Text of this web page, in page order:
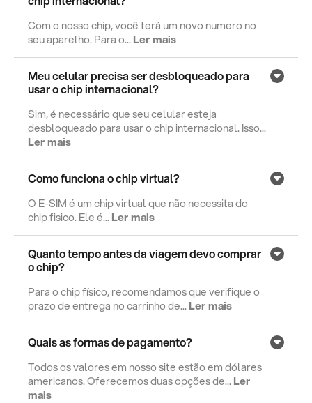
Com o nosso chip, você terá um novo numero no
seu aparelho. Para o...Ler mais
Meu celular precisa ser desbloqueado para
usar o chip internacional?
Sim, é necessário que seu celular esteja
desbloqueado para usar o chip internacional. Isso...
Ler mais
Como funciona o chip virtual?
O E-SIM é um chip virtual que não necessita do
chip fisico. Ele é...Ler mais
Quanto tempo antes da viagem devo comprar
o chip?
Para o chip físico, recomendamos que verifique o
prazo de entrega no carrinho de...Ler mais
Quais as formas de pagamento?
Todos os valores em nosso site estão em dólares
americanos. Oferecemos duas opções de...Ler
mais